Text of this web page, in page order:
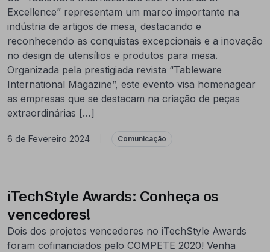
Excellence” representam um marco importante na
indústria de artigos de mesa, destacando e
reconhecendo as conquistas excepcionais e a inovação
no design de utensílios e produtos para mesa.
Organizada pela prestigiada revista “Tableware
International Magazine”, este evento visa homenagear
as empresas que se destacam na criação de peças
extraordinárias […]
6 de Fevereiro 2024 Comunicação
iTechStyle Awards: Conheça os
vencedores!
Dois dos projetos vencedores no iTechStyle Awards
foram cofinanciados pelo COMPETE 2020! Venha